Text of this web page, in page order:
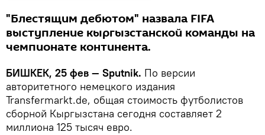
"Блестящим дебютом" назвала FIFA
выступление кыргызстанской команды на
чемпионате континента.
БИШКЕК, 25 фев — Sputnik. По версии
авторитетного немецкого издания
Transfermarkt.de, общая стоимость футболистов
сборной Кыргызстана сегодня составляет 2
миллиона 125 тысяч евро.